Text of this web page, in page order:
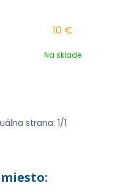
10 €
Na sklade
strana: 1/1